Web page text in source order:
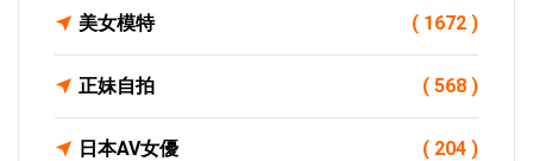
美女模特 ( 1672 )
正妹自拍 ( 568 )
日本AV女優 ( 204 )